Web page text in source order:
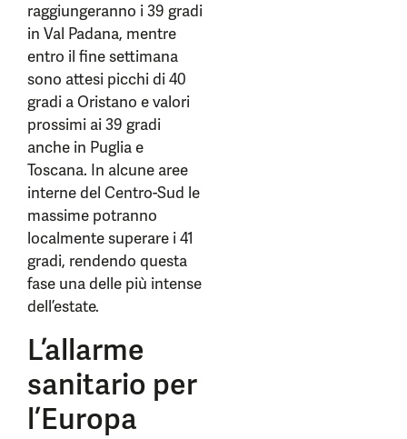
raggiungeranno i 39 gradi
in Val Padana, mentre
entro il fine settimana
sono attesi picchi di 40
gradi a Oristano e valori
prossimi ai 39 gradi
anche in Puglia e
Toscana. In alcune aree
interne del Centro-Sud le
massime potranno
localmente superare i 41
gradi, rendendo questa
fase una delle più intense
dell’estate.
L’allarme
sanitario per
l’Europa